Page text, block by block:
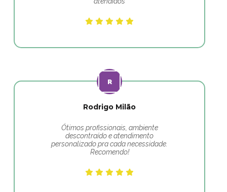
Rodrigo Milão
Ótimos profissionais, ambiente
descontraído e atendimento
personalizado pra cada necessidade.
Recomendo!